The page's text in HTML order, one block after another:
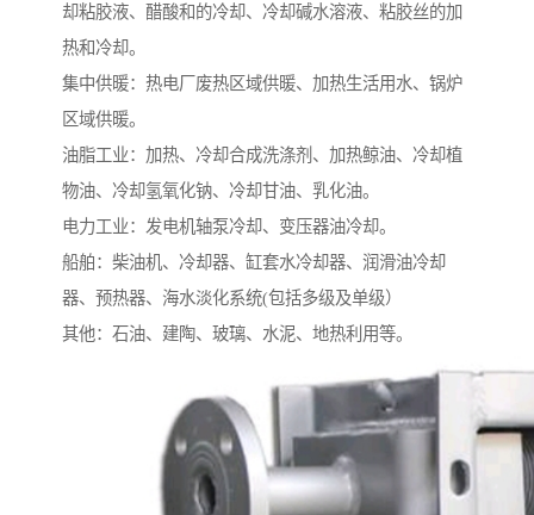
却粘胶液、醋酸和的冷却、冷却碱水溶液、粘胶丝的加
热和冷却。
集中供暖：热电厂废热区域供暖、加热生活用水、锅炉
区域供暖。
油脂工业：加热、冷却合成洗涤剂、加热鲸油、冷却植
物油、冷却氢氧化钠、冷却甘油、乳化油。
电力工业：发电机轴泵冷却、变压器油冷却。
船舶：柴油机、冷却器、缸套水冷却器、润滑油冷却
器、预热器、海水淡化系统(包括多级及单级）
其他：石油、建陶、玻璃、水泥、地热利用等。